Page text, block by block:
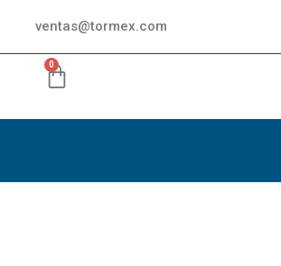
ventas@tormex.com
0